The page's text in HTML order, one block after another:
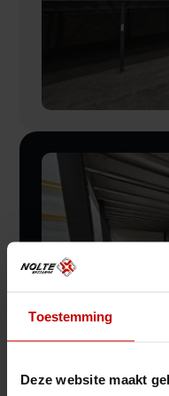
Toestemming
Deze website maakt